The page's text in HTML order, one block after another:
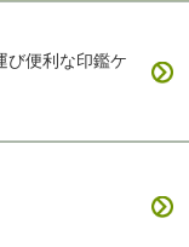
び便利な印鑑ケ